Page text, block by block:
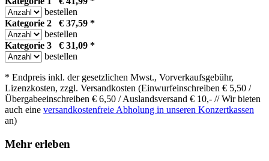
bestellen
Kategorie 2 € 37,59 *
bestellen
Kategorie 3 € 31,09 *
bestellen
* Endpreis inkl. der gesetzlichen Mwst., Vorverkaufsgebühr,
Lizenzkosten, zzgl. Versandkosten (Einwurfeinschreiben € 5,50 /
Übergabeeinschreiben € 6,50 / Auslandsversand € 10,- // Wir bieten
auch eine versandkostenfreie Abholung in unseren Konzertkassen
an)
Mehr erleben